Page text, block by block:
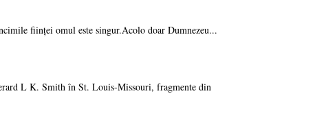
ființei omul este singur.Acolo doar Dumnezeu...
L K. Smith în St. Louis-Missouri, fragmente din